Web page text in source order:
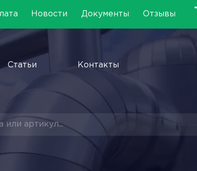
Новости Документы Отзывы
Статьи Контакты